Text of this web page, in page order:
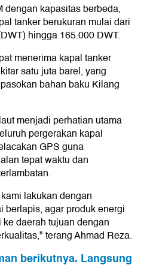
dengan kapasitas berbeda,
tanker berukuran mulai dari
hingga 165.000 DWT.
menerima kapal tanker
satu juta barel, yang
bahan baku Kilang
menjadi perhatian utama
pergerakan kapal
GPS guna
tepat waktu dan
lakukan dengan
berlapis, agar produk energi
daerah tujuan dengan
terang Ahmad Reza.
berikutnya. Langsung